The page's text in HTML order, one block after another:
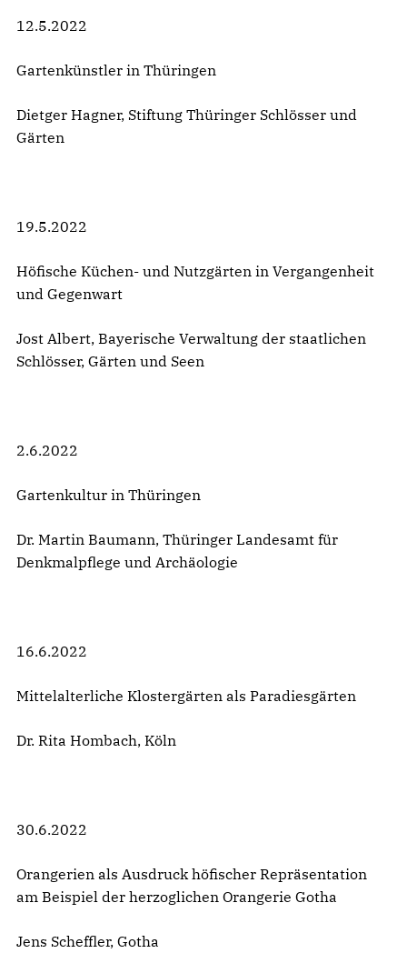
12.5.2022
Gartenkünstler in Thüringen
Dietger Hagner, Stiftung Thüringer Schlösser und
Gärten
19.5.2022
Höfische Küchen- und Nutzgärten in Vergangenheit
und Gegenwart
Jost Albert, Bayerische Verwaltung der staatlichen
Schlösser, Gärten und Seen
2.6.2022
Gartenkultur in Thüringen
Dr. Martin Baumann, Thüringer Landesamt für
Denkmalpflege und Archäologie
16.6.2022
Mittelalterliche Klostergärten als Paradiesgärten
Dr. Rita Hombach, Köln
30.6.2022
Orangerien als Ausdruck höfischer Repräsentation
am Beispiel der herzoglichen Orangerie Gotha
Jens Scheffler, Gotha